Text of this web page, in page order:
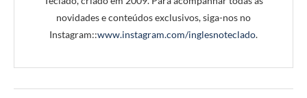
novidades e conteúdos exclusivos, siga-nos no
Instagram::www.instagram.com/inglesnoteclado.